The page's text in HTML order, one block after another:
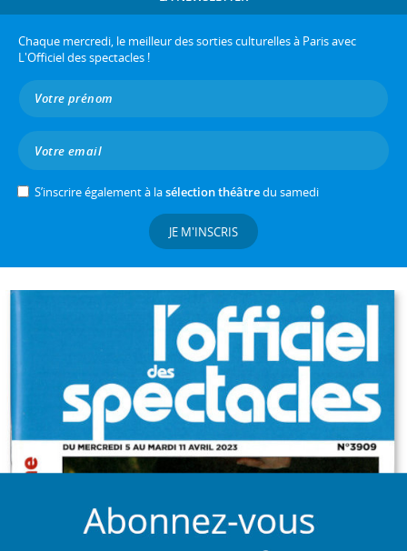
Chaque mercredi, le meilleur des sorties culturelles à Paris avec
L'Officiel des spectacles !
S’inscrire également à lasélection théâtredu samedi
JE M'INSCRIS